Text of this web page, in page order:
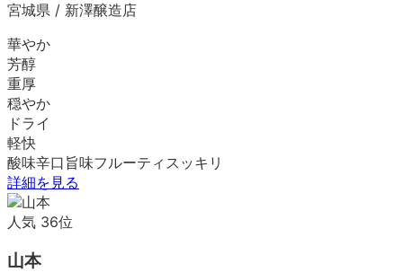
宮城県 / 新澤醸造店
華やか
芳醇
重厚
穏やか
ドライ
軽快
酸味辛口 旨味フルーティ スッキリ
詳細を見る
人気 36位
山本